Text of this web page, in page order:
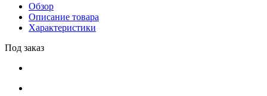
Обзор
Описание товара
Характеристики
Под заказ